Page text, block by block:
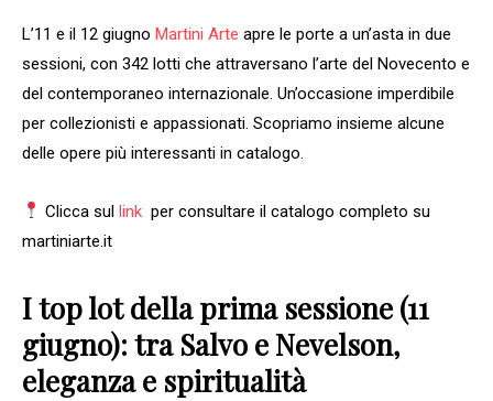
L’11 e il 12 giugno Martini Arte apre le porte a un’asta in due
sessioni, con 342 lotti che attraversano l’arte del Novecento e
del contemporaneo internazionale. Un’occasione imperdibile
per collezionisti e appassionati. Scopriamo insieme alcune
delle opere più interessanti in catalogo.
Clicca sul link per consultare il catalogo completo su
martiniarte.it
I top lot della prima sessione (11
giugno): tra Salvo e Nevelson,
eleganza e spiritualità